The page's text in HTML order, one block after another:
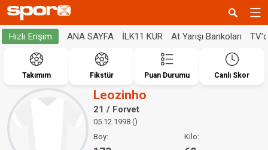
Hızlı Erişim ANA SAYFA İLK11 KUR At Yarışı Bankoları
Takımım Fikstür Puan Durumu Canlı Skor
Leozinho
21 / Forvet
05.12.1998 ()
Boy:
Kilo: